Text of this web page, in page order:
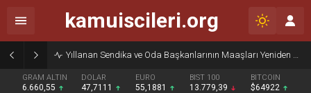
Yıllanan Sendika ve Oda Başkanlarının Maaşları Yeniden Gündemde
GRAM ALTIN
6.660,55
DOLAR
47,7111
EURO
55,1881
BIST 100
13.779,39
BITCOIN
$64922
kamuiscileri.org